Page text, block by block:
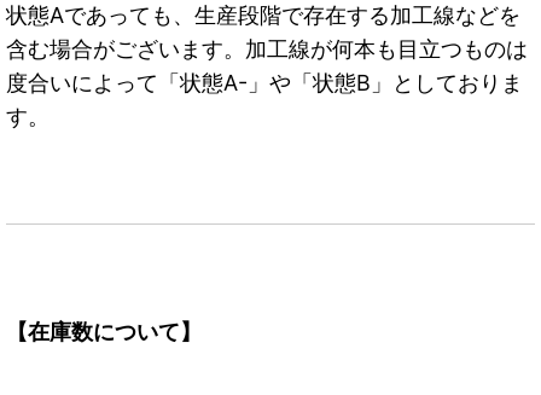
状態Aであっても、生産段階で存在する加工線などを
含む場合がございます。加工線が何本も目立つものは
度合いによって「状態A-」や「状態B」としておりま
す。
【在庫数について】